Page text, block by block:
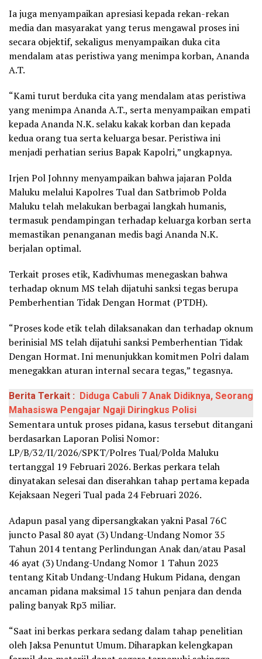
Ia juga menyampaikan apresiasi kepada rekan-rekan
media dan masyarakat yang terus mengawal proses ini
secara objektif, sekaligus menyampaikan duka cita
mendalam atas peristiwa yang menimpa korban, Ananda
A.T.
“Kami turut berduka cita yang mendalam atas peristiwa
yang menimpa Ananda A.T., serta menyampaikan empati
kepada Ananda N.K. selaku kakak korban dan kepada
kedua orang tua serta keluarga besar. Peristiwa ini
menjadi perhatian serius Bapak Kapolri,” ungkapnya.
Irjen Pol Johnny menyampaikan bahwa jajaran Polda
Maluku melalui Kapolres Tual dan Satbrimob Polda
Maluku telah melakukan berbagai langkah humanis,
termasuk pendampingan terhadap keluarga korban serta
memastikan penanganan medis bagi Ananda N.K.
berjalan optimal.
Terkait proses etik, Kadivhumas menegaskan bahwa
terhadap oknum MS telah dijatuhi sanksi tegas berupa
Pemberhentian Tidak Dengan Hormat (PTDH).
“Proses kode etik telah dilaksanakan dan terhadap oknum
berinisial MS telah dijatuhi sanksi Pemberhentian Tidak
Dengan Hormat. Ini menunjukkan komitmen Polri dalam
menegakkan aturan internal secara tegas,” tegasnya.
Berita Terkait : Diduga Cabuli 7 Anak Didiknya, Seorang
Mahasiswa Pengajar Ngaji Diringkus Polisi
Sementara untuk proses pidana, kasus tersebut ditangani
berdasarkan Laporan Polisi Nomor:
LP/B/32/II/2026/SPKT/Polres Tual/Polda Maluku
tertanggal 19 Februari 2026. Berkas perkara telah
dinyatakan selesai dan diserahkan tahap pertama kepada
Kejaksaan Negeri Tual pada 24 Februari 2026.
Adapun pasal yang dipersangkakan yakni Pasal 76C
juncto Pasal 80 ayat (3) Undang-Undang Nomor 35
Tahun 2014 tentang Perlindungan Anak dan/atau Pasal
46 ayat (3) Undang-Undang Nomor 1 Tahun 2023
tentang Kitab Undang-Undang Hukum Pidana, dengan
ancaman pidana maksimal 15 tahun penjara dan denda
paling banyak Rp3 miliar.
“Saat ini berkas perkara sedang dalam tahap penelitian
oleh Jaksa Penuntut Umum. Diharapkan kelengkapan